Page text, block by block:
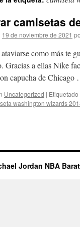
camisetas
19 de noviembre de 2021
como más te
Gracias a ellas Nike
capucha de Chicago
Uncategorized | Etiquetado
washington wizards
Jordan NBA